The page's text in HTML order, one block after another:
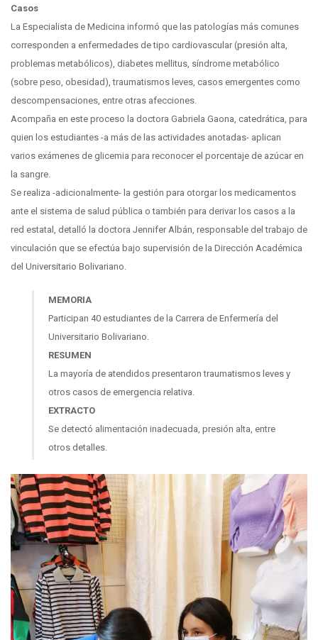
Casos
La Especialista de Medicina informó que las patologías más comunes
corresponden a enfermedades de tipo cardiovascular (presión alta,
problemas metabólicos), diabetes mellitus, síndrome metabólico
(sobre peso, obesidad), traumatismos leves, casos emergentes como
descompensaciones, entre otras afecciones.
Acompaña en este proceso la doctora Gabriela Gaona, catedrática, para
quien los estudiantes -a más de las actividades anotadas- aplican
varios exámenes de glicemia para reconocer el porcentaje de azúcar en
la sangre.
Se realiza -adicionalmente- la gestión para otorgar los medicamentos
ante el sistema de salud pública o también para derivar los casos a la
red estatal, detalló la doctora Jennifer Albán, responsable del trabajo de
vinculación que se efectúa bajo supervisión de la Dirección Académica
del Universitario Bolivariano.
MEMORIA
Participan 40 estudiantes de la Carrera de Enfermería del
Universitario Bolivariano.
RESUMEN
La mayoría de atendidos presentaron traumatismos leves y
otros casos de emergencia relativa.
EXTRACTO
Se detectó alimentación inadecuada, presión alta, entre
otros detalles.